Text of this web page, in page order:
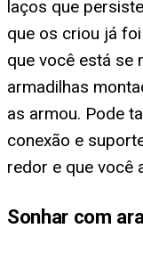
laços que
que os criou já
que você está se
armadilhas
as armou. Pode
conexão e
redor e que você
Sonhar com